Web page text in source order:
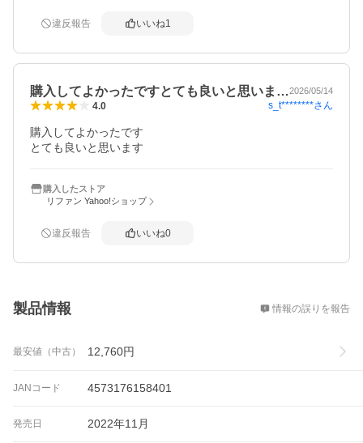
違反報告 いいね1
購入してよかったですとても良いと思いま…2026/05/14
4.0 s_t********さん
購入してよかったです
とても良いと思います
購入したストア
リファン Yahoo!ショップ
違反報告 いいね0
製品情報 情報の誤りを報告
最安値（中古） 12,760円
JANコード 4573176158401
発売日 2022年11月